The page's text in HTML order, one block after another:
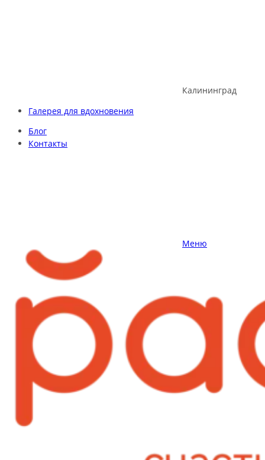
Калининград
Галерея для вдохновения
Блог
Контакты
Меню